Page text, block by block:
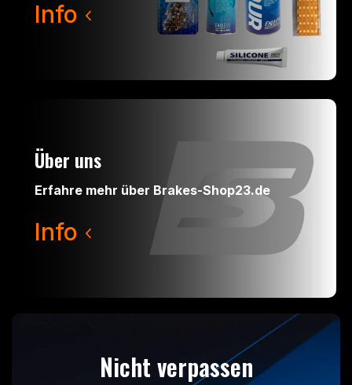
Info
Über uns
Erfahre mehr über Brakes-Shop23.de
Info
Nicht verpassen